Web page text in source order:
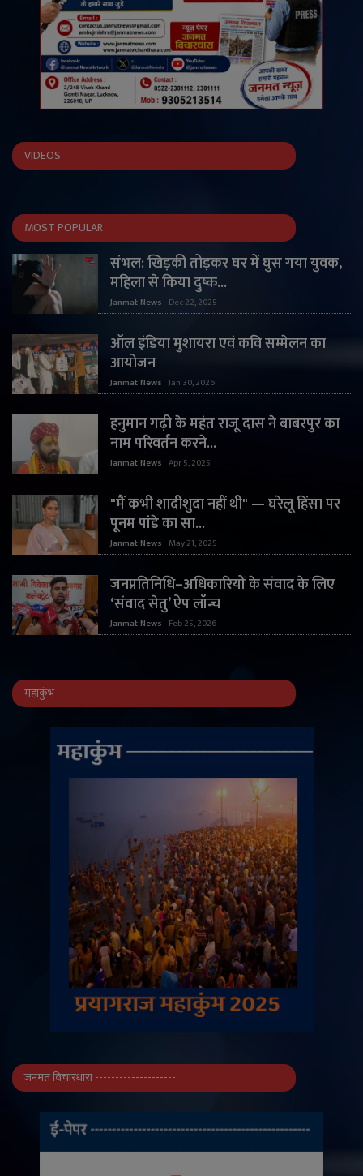
VIDEOS
MOST POPULAR
संभल: खिड़की तोड़कर घर में घुस गया युवक,
महिला से किया दुष्क...
Janmat News Dec 22, 2025
ऑल इंडिया मुशायरा एवं कवि सम्मेलन का
आयोजन
Janmat News Jan 30, 2026
हनुमान गढ़ी के महंत राजू दास ने बाबरपुर का
नाम परिवर्तन करने...
Janmat News Apr 5, 2025
"मैं कभी शादीशुदा नहीं थी" — घरेलू हिंसा पर
पूनम पांडे का सा...
Janmat News May 21, 2025
जनप्रतिनिधि–अधिकारियों के संवाद के लिए
‘संवाद सेतु’ ऐप लॉन्च
Janmat News Feb 25, 2026
महाकुंभ
जनमत विचारधारा --------------------